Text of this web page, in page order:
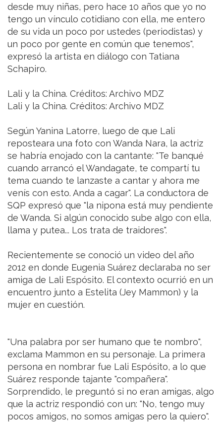
desde muy niñas, pero hace 10 años que yo no
tengo un vínculo cotidiano con ella, me entero
de su vida un poco por ustedes (periodistas) y
un poco por gente en común que tenemos",
expresó la artista en diálogo con Tatiana
Schapiro.
Lali y la China. Créditos: Archivo MDZ
Lali y la China. Créditos: Archivo MDZ
Según Yanina Latorre, luego de que Lali
reposteara una foto con Wanda Nara, la actriz
se habría enojado con la cantante: "Te banqué
cuando arrancó el Wandagate, te compartí tu
tema cuando te lanzaste a cantar y ahora me
venís con esto. Anda a cagar". La conductora de
SQP expresó que "la nipona está muy pendiente
de Wanda. Si algún conocido sube algo con ella,
llama y putea... Los trata de traidores".
Recientemente se conoció un video del año
2012 en donde Eugenia Suárez declaraba no ser
amiga de Lali Espósito. El contexto ocurrió en un
encuentro junto a Estelita (Jey Mammon) y la
mujer en cuestión.
"Una palabra por ser humano que te nombro",
exclama Mammon en su personaje. La primera
persona en nombrar fue Lali Espósito, a lo que
Suárez responde tajante "compañera".
Sorprendido, le preguntó si no eran amigas, algo
que la actriz respondió con un: "No, tengo muy
pocos amigos, no somos amigas pero la quiero".